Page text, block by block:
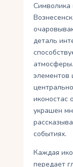
Символика
деталь
элементов
иконостас
украшен
событиях.
Каждая
передает